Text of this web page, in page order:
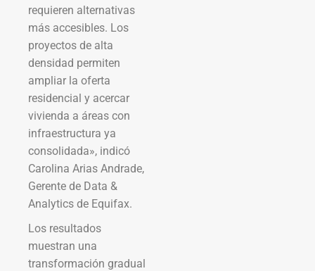
requieren alternativas
más accesibles. Los
proyectos de alta
densidad permiten
ampliar la oferta
residencial y acercar
vivienda a áreas con
infraestructura ya
consolidada», indicó
Carolina Arias Andrade,
Gerente de Data &
Analytics de Equifax.
Los resultados
muestran una
transformación gradual